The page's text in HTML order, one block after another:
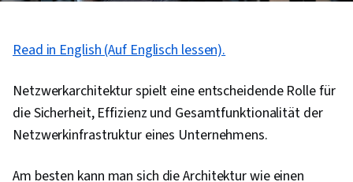
Read in English (Auf Englisch lessen).
Netzwerkarchitektur spielt eine entscheidende Rolle für
die Sicherheit, Effizienz und Gesamtfunktionalität der
Netzwerkinfrastruktur eines Unternehmens.
Am besten kann man sich die Architektur wie einen